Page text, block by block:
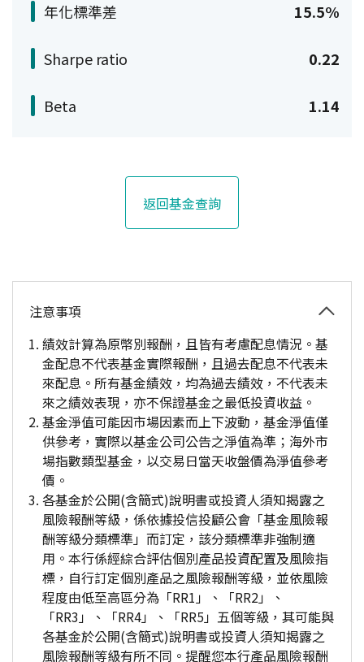
年化標準差 15.5%
Sharpe ratio 0.22
Beta 1.14
返回基金查詢
注意事項
績效計算為原幣別報酬，且皆有考慮配息情況。基
金配息不代表基金實際報酬，且過去配息不代表未
來配息。所有基金績效，均為過去績效，不代表未
來之績效表現，亦不保證基金之最低投資收益。
基金淨值可能因市場因素而上下波動，基金淨值僅
供參考，實際以基金公司公告之淨值為準；海外市
場指數類型基金，以交易日當天收盤價為淨值參考
價。
各基金於公開(含簡式)說明書或投資人須知揭露之
風險報酬等級，係依據投信投顧公會「基金風險報
酬等級分類標準」而訂定，該分類標準非強制適
用。本行係經綜合評估個別產品投資配置及風險指
標，自行訂定個別產品之風險報酬等級，並依風險
程度由低至高區分為「RR1」、「RR2」、
「RR3」、「RR4」、「RR5」五個等級，其可能與
各基金於公開(含簡式)說明書或投資人須知揭露之
風險報酬等級有所不同。提醒您本行產品風險報酬